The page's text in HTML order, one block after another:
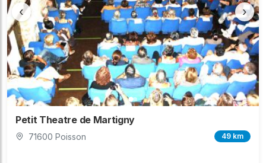
‹ ›
Petit Theatre de Martigny
71600 Poisson 49 km